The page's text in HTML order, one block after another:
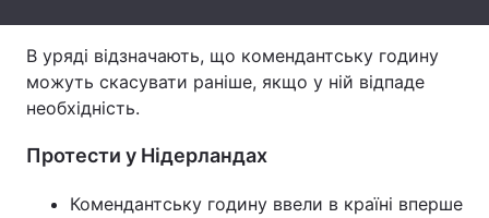
Послуги
В уряді відзначають, що комендантську годину
можуть скасувати раніше, якщо у ній відпаде
необхідність.
Протести у Нідерландах
Комендантську годину ввели в країні вперше